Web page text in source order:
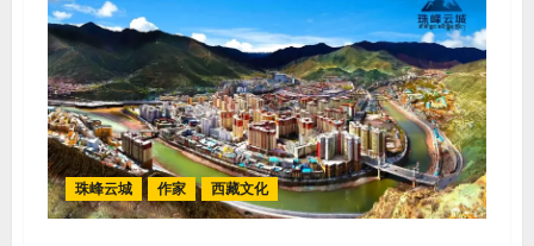
珠峰云城 作家 西藏文化